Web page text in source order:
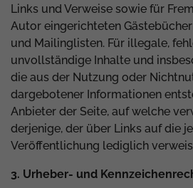
Links und Verweise sowie für
Autor eingerichteten
und Mailinglisten. Für illegale,
unvollständige Inhalte und
die aus der Nutzung oder
dargebotener Informationen
Anbieter der Seite, auf welche
derjenige, der über Links auf die
Veröffentlichung lediglich
3. Urheber- und